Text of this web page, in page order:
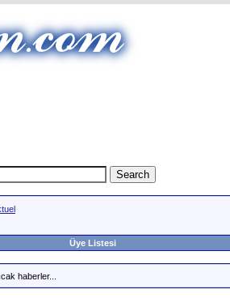
Üye Listesi
haberler...